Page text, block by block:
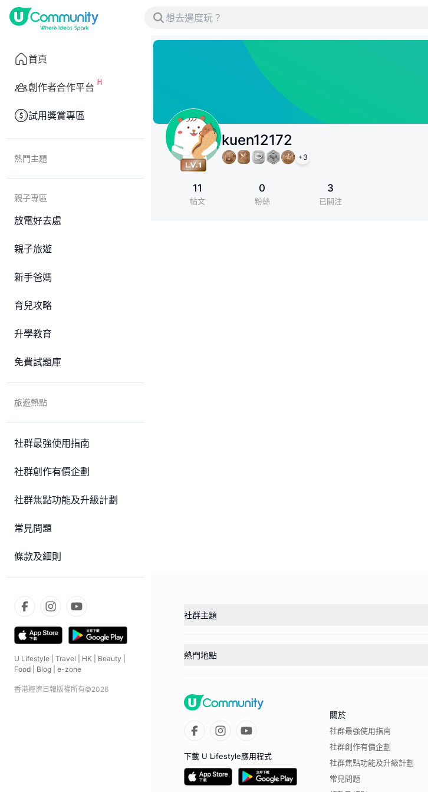
首頁
創作者合作平台
試用獎賞專區
熱門主題
親子專區
放電好去處
親子旅遊
新手爸媽
育兒攻略
升學教育
免費試題庫
旅遊熱點
社群最強使用指南
社群創作有價企劃
社群焦點功能及升級計劃
常見問題
條款及細則
U Lifestyle Travel HK Beauty
Food
Blog e-zone
香港經濟日報版權所有©2026
kuen12172
+3
11
帖文
0
粉絲
3
已關注
社群主題
熱門地點
下載 U Lifestyle應用程式
關於
社群最強使用指南
社群創作有價企劃
社群焦點功能及升級計劃
常見問題